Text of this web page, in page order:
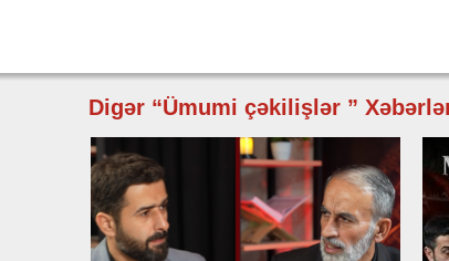
Digər “Ümumi çəkilişlər ”